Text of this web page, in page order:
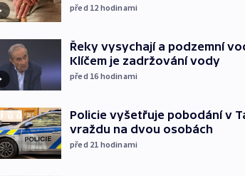
před 12 hodinami
Řeky vysychají a podzemní
Klíčem je zadržování vody
před 16 hodinami
Policie vyšetřuje pobodání v
vraždu na dvou osobách
před 21 hodinami